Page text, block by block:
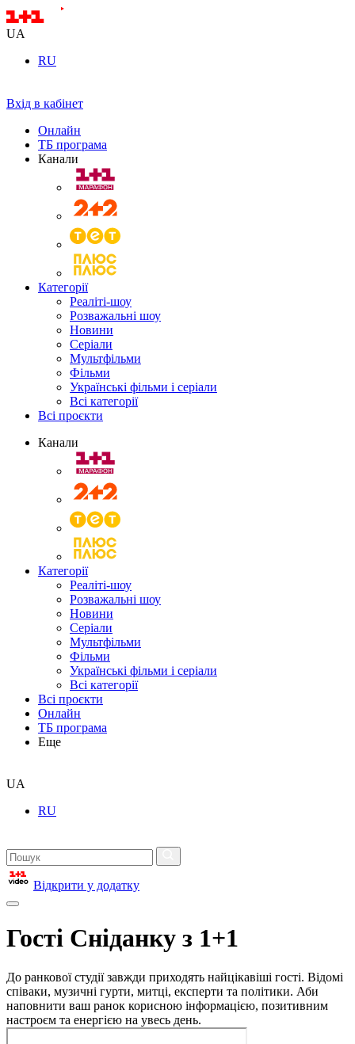
UA
RU
Вхід в кабінет
Онлайн
ТБ програма
Канали
Категорії
Реаліті-шоу
Розважальні шоу
Новини
Серіали
Мультфільми
Фільми
Українські фільми і серіали
Всі категорії
Всі проєкти
Канали
Категорії
Реаліті-шоу
Розважальні шоу
Новини
Серіали
Мультфільми
Фільми
Українські фільми і серіали
Всі категорії
Всі проєкти
Онлайн
ТБ програма
Еще
UA
RU
Відкрити у додатку
Гості Сніданку з 1+1
До ранкової студії завжди приходять найцікавіші гості. Відомі
співаки, музичні гурти, митці, експерти та політики. Аби
наповнити ваш ранок корисною інформацією, позитивним
настроєм та енергією на увесь день.